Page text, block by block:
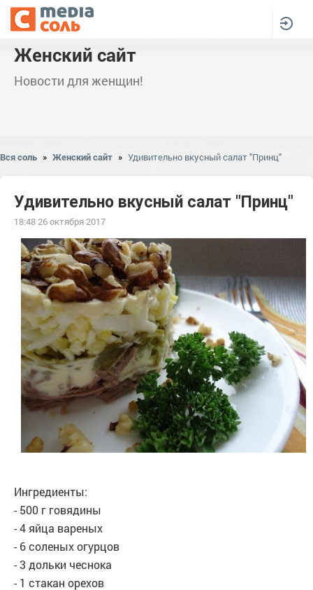
Женский сайт
Новости для женщин!
Вся соль » Женский сайт » Удивительно вкусный салат "Принц"
Удивительно вкусный салат "Принц"
18:48 26 октября 2017
Ингредиенты:
- 500 г говядины
- 4 яйцa вареных
- 6 соленых огурцов
- 3 дольки чеснока
- 1 стакан орехов